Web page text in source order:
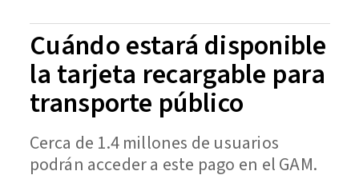
Cuándo estará disponible
la tarjeta recargable para
transporte público
Cerca de 1.4 millones de usuarios
podrán acceder a este pago en el GAM.